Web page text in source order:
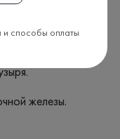
железы.
и способы оплаты